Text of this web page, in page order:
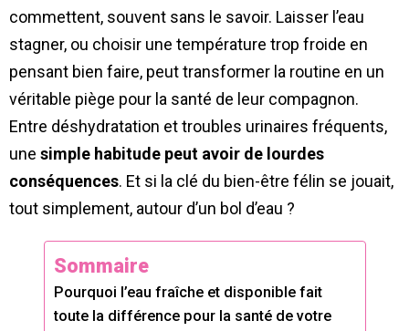
commettent, souvent sans le savoir. Laisser l’eau
stagner, ou choisir une température trop froide en
pensant bien faire, peut transformer la routine en un
véritable piège pour la santé de leur compagnon.
Entre déshydratation et troubles urinaires fréquents,
une simple habitude peut avoir de lourdes
conséquences. Et si la clé du bien-être félin se jouait,
tout simplement, autour d’un bol d’eau ?
Sommaire
Pourquoi l’eau fraîche et disponible fait
toute la différence pour la santé de votre